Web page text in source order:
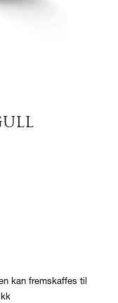
kan fremskaffes til